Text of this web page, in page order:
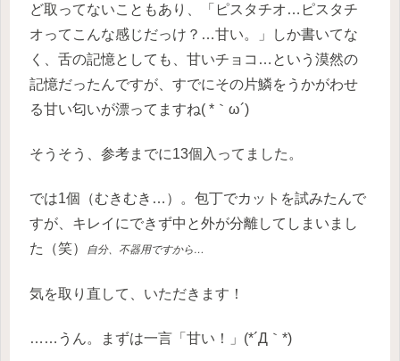
ど取ってないこともあり、「ピスタチオ…ピスタチ
オってこんな感じだっけ？…甘い。」しか書いてな
く、舌の記憶としても、甘いチョコ…という漠然の
記憶だったんですが、すでにその片鱗をうかがわせ
る甘い匂いが漂ってますね( *｀ω´)
そうそう、参考までに13個入ってました。
では1個（むきむき…）。包丁でカットを試みたんで
すが、キレイにできず中と外が分離してしまいまし
た（笑）
自分、不器用ですから…
気を取り直して、いただきます！
……うん。まずは一言「甘い！」(*´Д｀*)